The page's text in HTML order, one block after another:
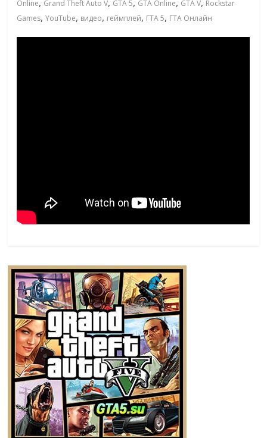
Online Grand Theft Auto V GTA 5 GTA Online GTA V Rockstar
Games,YouTube, видео, геймплей, ГТА 5, ГТА Онлайн